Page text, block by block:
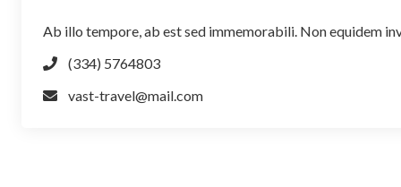
Ab illo tempore, ab est sed immemorabili. Non equidem
(334) 5764803
vast-travel@mail.com